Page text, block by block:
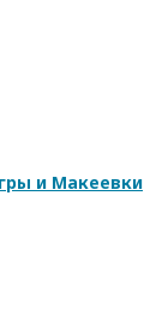
и Макеевки